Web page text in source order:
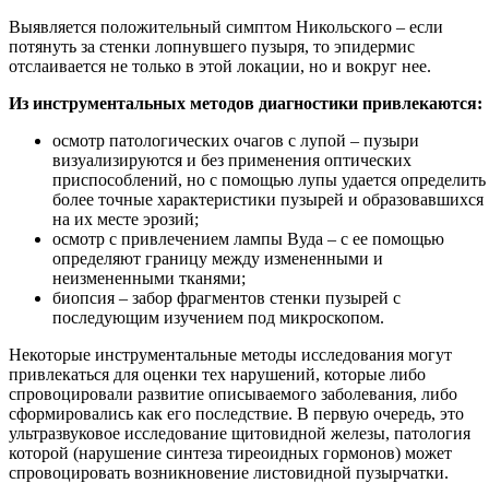
Выявляется положительный симптом Никольского – если
потянуть за стенки лопнувшего пузыря, то эпидермис
отслаивается не только в этой локации, но и вокруг нее.
Из инструментальных методов диагностики привлекаются:
осмотр патологических очагов с лупой – пузыри
визуализируются и без применения оптических
приспособлений, но с помощью лупы удается определить
более точные характеристики пузырей и образовавшихся
на их месте эрозий;
осмотр с привлечением лампы Вуда – с ее помощью
определяют границу между измененными и
неизмененными тканями;
биопсия – забор фрагментов стенки пузырей с
последующим изучением под микроскопом.
Некоторые инструментальные методы исследования могут
привлекаться для оценки тех нарушений, которые либо
спровоцировали развитие описываемого заболевания, либо
сформировались как его последствие. В первую очередь, это
ультразвуковое исследование щитовидной железы, патология
которой (нарушение синтеза тиреоидных гормонов) может
спровоцировать возникновение листовидной пузырчатки.